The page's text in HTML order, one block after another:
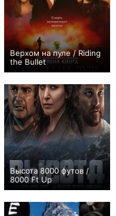
Верхом на пуле / Riding
the Bullet
+6
Высота 8000 футов /
8000 Ft Up
0